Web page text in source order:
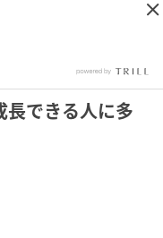
長できる人に多